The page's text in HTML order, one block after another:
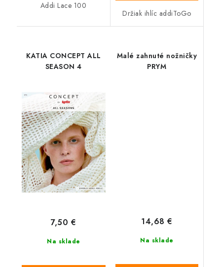
Addi Lace 100
Držiak ihlíc addiToGo
KATIA CONCEPT ALL
SEASON 4
Na sklade
7,50 €
Malé zahnuté nožničky
PRYM
Na sklade
14,68 €